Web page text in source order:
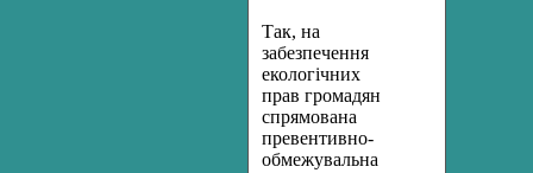
Так, на
забезпечення
екологічних
прав громадян
спрямована
превентивно-
обмежувальна